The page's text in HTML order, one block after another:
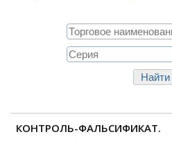
КОНТРОЛЬ-ФАЛЬСИФИКАТ.